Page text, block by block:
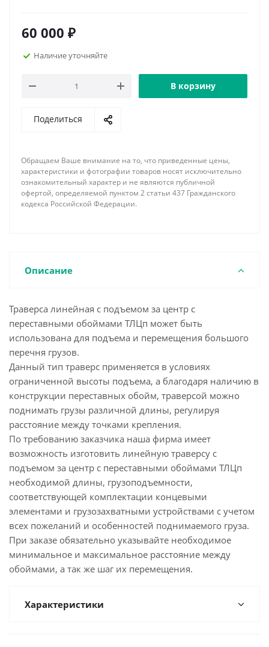
ограниченной высоты подъема, а благодаря
наличию в конструкции переставных обойм,
длины, регулируя расстояние между точками
возможность изготовить линейную траверсу с
соответствующей комплектации концевыми
элементами и грузозахватными устройствами с
учетом всех пожеланий и особенностей
поднимаемого груза. При заказе обязательно
60 000 ₽
Наличие уточняйте
В корзину
Поделиться
Обращаем Ваше внимание на то, что приведенные цены,
характеристики и фотографии товаров носят исключительно
ознакомительный характер и не являются публичной
офертой, определяемой пунктом 2 статьи 437 Гражданского
кодекса Российской Федерации.
Описание
Траверса линейная с подъемом за центр с
переставными обоймами ТЛЦп может быть
использована для подъема и перемещения большого
перечня грузов.
Данный тип траверс применяется в условиях
ограниченной высоты подъема, а благодаря наличию в
конструкции переставных обойм, траверсой можно
поднимать грузы различной длины, регулируя
расстояние между точками крепления.
По требованию заказчика наша фирма имеет
возможность изготовить линейную траверсу с
подъемом за центр с переставными обоймами ТЛЦп
необходимой длины, грузоподъемности,
соответствующей комплектации концевыми
элементами и грузозахватными устройствами с учетом
всех пожеланий и особенностей поднимаемого груза.
При заказе обязательно указывайте необходимое
минимальное и максимальное расстояние между
обоймами, а так же шаг их перемещения.
Характеристики